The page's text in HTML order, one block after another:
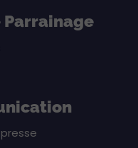
Parrainage